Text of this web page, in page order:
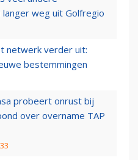
langer weg uit Golfregio
netwerk verder uit:
bestemmingen
probeert onrust bij
over overname TAP